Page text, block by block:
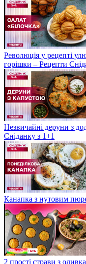
Революція у рецепті
горішки – Рецепти
Незвичайні деруни з
Сніданку з 1+1
Канапка з нутовим
2 прості страви з